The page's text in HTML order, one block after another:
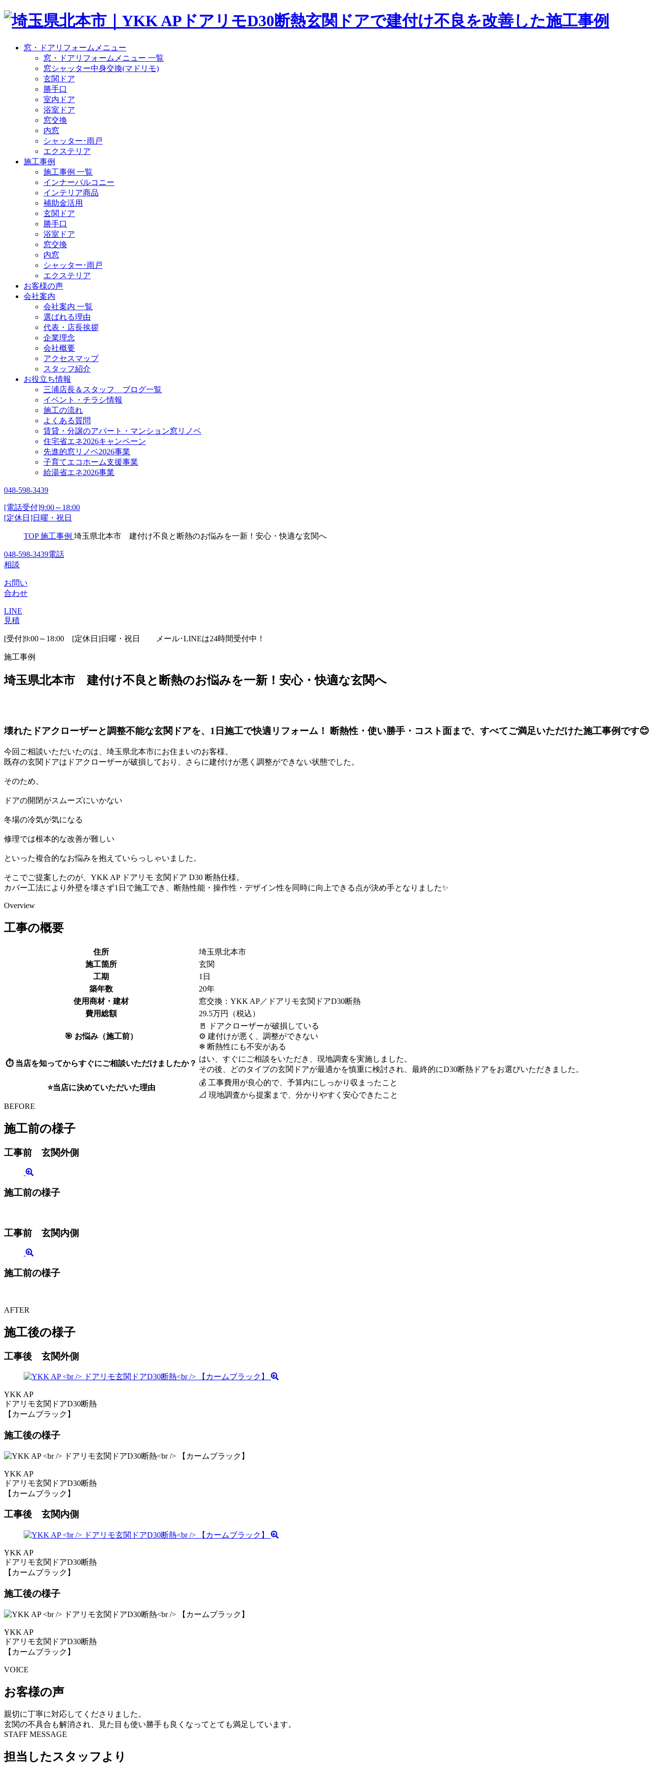
窓・ドアリフォームメニュー
窓・ドアリフォームメニュー 一覧
窓シャッター中身交換(マドリモ)
玄関ドア
勝手口
室内ドア
浴室ドア
窓交換
内窓
シャッター･雨戸
エクステリア
施工事例
施工事例 一覧
インナーバルコニー
インテリア商品
補助金活用
玄関ドア
勝手口
浴室ドア
窓交換
内窓
シャッター･雨戸
エクステリア
お客様の声
会社案内
会社案内 一覧
選ばれる理由
代表・店長挨拶
企業理念
会社概要
アクセスマップ
スタッフ紹介
お役立ち情報
三浦店長＆スタッフ ブログ一覧
イベント・チラシ情報
施工の流れ
よくある質問
賃貸・分譲のアパート・マンション窓リノベ
住宅省エネ2026キャンペーン
先進的窓リノベ2026事業
子育てエコホーム支援事業
給湯省エネ2026事業
048-598-3439
[電話受付]9:00～18:00
[定休日]日曜・祝日
TOP 施工事例 埼玉県北本市 建付け不良と断熱のお悩みを一新！安心・快適な玄関へ
048-598-3439電話
相談
お問い
合わせ
LINE
見積
[受付]9:00～18:00 [定休日]日曜・祝日 メール･LINEは24時間受付中！
施工事例
埼玉県北本市 建付け不良と断熱のお悩みを一新！安心・快適な玄関へ
壊れたドアクローザーと調整不能な玄関ドアを、1日施工で快適リフォーム！ 断熱性・使い勝手・コスト面まで、すべてご満足いただけた施工事例です😊
今回ご相談いただいたのは、埼玉県北本市にお住まいのお客様。
既存の玄関ドアはドアクローザーが破損しており、さらに建付けが悪く調整ができない状態でした。
そのため、
ドアの開閉がスムーズにいかない
冬場の冷気が気になる
修理では根本的な改善が難しい
といった複合的なお悩みを抱えていらっしゃいました。
そこでご提案したのが、YKK AP ドアリモ 玄関ドア D30 断熱仕様。
カバー工法により外壁を壊さず1日で施工でき、断熱性能・操作性・デザイン性を同時に向上できる点が決め手となりました✨
Overview
工事の概要
住所
埼玉県北本市
施工箇所
玄関
工期
1日
築年数
20年
使用商材・建材
窓交換：YKK AP／ドアリモ玄関ドアD30断熱
費用総額
29.5万円（税込）
🎯 お悩み（施工前）
🚪 ドアクローザーが破損している
⚙ 建付けが悪く、調整ができない
❄ 断熱性にも不安がある
⏱ 当店を知ってからすぐにご相談いただけましたか？
はい、すぐにご相談をいただき、現地調査を実施しました。
その後、どのタイプの玄関ドアが最適かを慎重に検討され、最終的にD30断熱ドアをお選びいただきました。
⭐当店に決めていただいた理由
💰 工事費用が良心的で、予算内にしっかり収まったこと
📐 現地調査から提案まで、分かりやすく安心できたこと
BEFORE
施工前の様子
工事前 玄関外側
施工前の様子
工事前 玄関内側
施工前の様子
AFTER
施工後の様子
工事後 玄関外側
YKK AP
ドアリモ玄関ドアD30断熱
【カームブラック】
施工後の様子
YKK AP
ドアリモ玄関ドアD30断熱
【カームブラック】
工事後 玄関内側
YKK AP
ドアリモ玄関ドアD30断熱
【カームブラック】
施工後の様子
YKK AP
ドアリモ玄関ドアD30断熱
【カームブラック】
VOICE
お客様の声
親切に丁寧に対応してくださりました。
玄関の不具合も解消され、見た目も使い勝手も良くなってとても満足しています。
STAFF MESSAGE
担当したスタッフより